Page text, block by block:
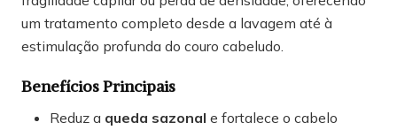
um tratamento completo desde a lavagem até à
estimulação profunda do couro cabeludo.
Benefícios Principais
Reduz a queda sazonal e fortalece o cabelo